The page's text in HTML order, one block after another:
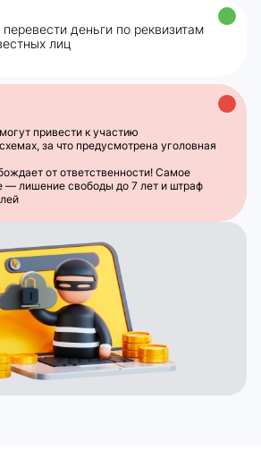
деньги по реквизитам
лиц
привести к участию
за что предусмотрена уголовная
от ответственности! Самое
— лишение свободы до 7 лет и штраф